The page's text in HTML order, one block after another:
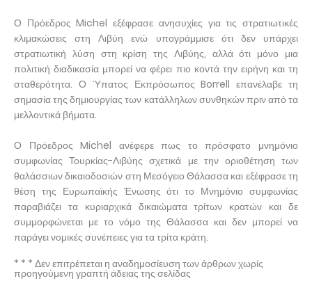
Ο Πρόεδρος Michel εξέφρασε ανησυχίες για τις στρατιωτικές
κλιμακώσεις στη Λιβύη ενώ υπογράμμισε ότι δεν υπάρχει
στρατιωτική λύση στη κρίση της Λιβύης, αλλά ότι μόνο μια
πολιτική διαδικασία μπορεί να φέρει πιο κοντά την ειρήνη και τη
σταθερότητα. Ο Ύπατος Εκπρόσωπος Borrell επανέλαβε τη
σημασία της δημιουργίας των κατάλληλων συνθηκών πριν από τα
μελλοντικά βήματα.
Ο Πρόεδρος Michel ανέφερε πως το πρόσφατο μνημόνιο
συμφωνίας Τουρκίας-Λιβύης σχετικά με την οριοθέτηση των
θαλάσσιων δικαιοδοσιών στη Μεσόγειο Θάλασσα και εξέφρασε τη
θέση της Ευρωπαϊκής Ένωσης ότι το Μνημόνιο συμφωνίας
παραβιάζει τα κυριαρχικά δικαιώματα τρίτων κρατών και δε
συμμορφώνεται με το νόμο της Θάλασσα και δεν μπορεί να
παράγει νομικές συνέπειες για τα τρίτα κράτη.
* * * Δεν επιτρέπεται η αναδημοσίευση των άρθρων χωρίς
προηγούμενη γραπτή άδειας της σελίδας